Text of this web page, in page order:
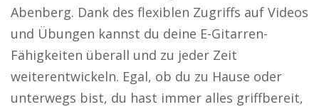
Abenberg. Dank des flexiblen Zugriffs auf Videos
und Übungen kannst du deine E-Gitarren-
Fähigkeiten überall und zu jeder Zeit
weiterentwickeln. Egal, ob du zu Hause oder
unterwegs bist, du hast immer alles griffbereit,